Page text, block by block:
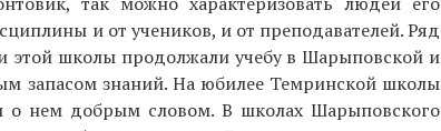
и от учеников, и от преподавателей. Ряд
этой школы продолжали учебу в Шарыповской и
запасом знаний. На юбилее Темринской школы
о нем добрым словом. В школах Шарыповского